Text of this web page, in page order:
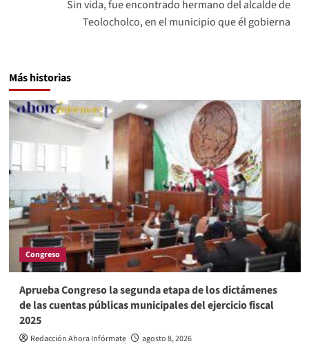
Sin vida, fue encontrado hermano del alcalde de
Teolocholco, en el municipio que él gobierna
Más historias
Congreso
Aprueba Congreso la segunda etapa de los dictámenes
de las cuentas públicas municipales del ejercicio fiscal
2025
Redacción Ahora Infórmate agosto 8, 2026